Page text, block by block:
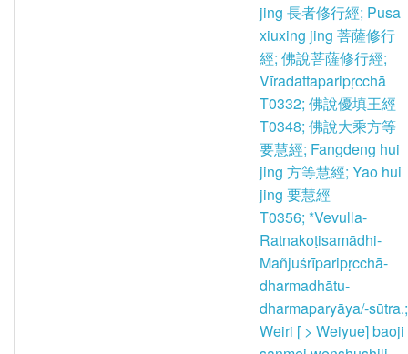
jing 長者修行經; Pusa
xiuxing jing 菩薩修行
經; 佛說菩薩修行經;
Vīradattaparipṛcchā
T0332; 佛說優填王經
T0348; 佛說大乘方等
要慧經; Fangdeng hui
jing 方等慧經; Yao hui
jing 要慧經
T0356; *Vevulla-
Ratnakoṭisamādhi-
Mañjuśrīparipṛcchā-
dharmadhātu-
dharmaparyāya/-sūtra.;
Weiri [ > Weiyue] baoji